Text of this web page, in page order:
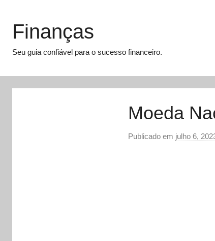
conteúdo
Finanças
Seu guia confiável para o sucesso financeiro.
Moeda
Publicado em julho 6,